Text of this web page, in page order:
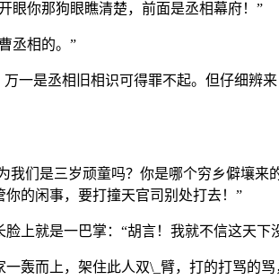
眼你那狗眼瞧清楚，前面是丞相幕府！”
丞相的。”
一是丞相旧相识可得罪不起。但仔细辨
我们是三岁顽童吗？你是哪个穷乡僻壤
的闲事，要打撞天官司别处打去！”
上就是一巴掌：“胡言！我就不信这天下
轰而上，架住此人双\_臂，打的打骂的